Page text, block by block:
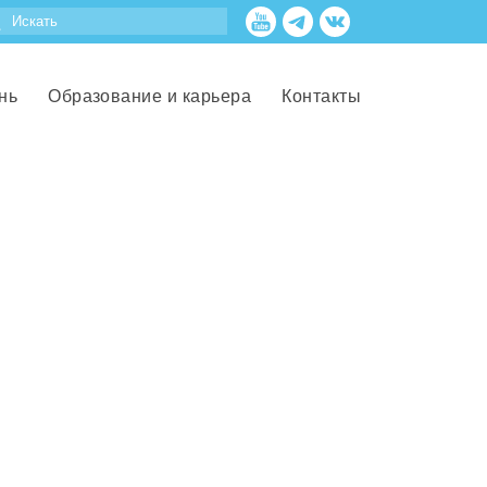
Образование и карьера Контакты